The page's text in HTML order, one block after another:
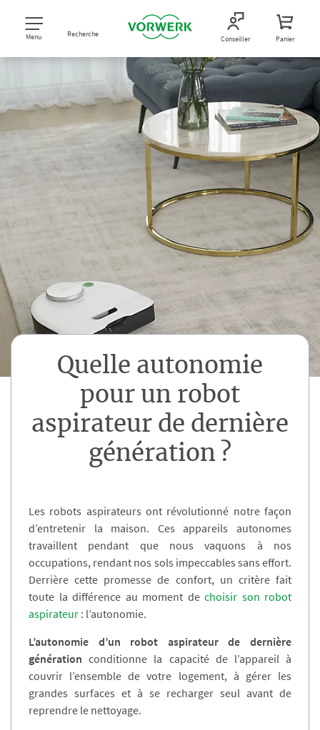
Menu Recherche Conseiller Panier
Quelle autonomie
pour un robot
aspirateur de dernière
génération ?
Les robots aspirateurs ont révolutionné notre façon
d’entretenir la maison. Ces appareils autonomes
travaillent pendant que nous vaquons à nos
occupations, rendant nos sols impeccables sans effort.
Derrière cette promesse de confort, un critère fait
toute la différence au moment de choisir son robot
aspirateur : l’autonomie.
L’autonomie d’un robot aspirateur de dernière
génération conditionne la capacité de l’appareil à
couvrir l’ensemble de votre logement, à gérer les
grandes surfaces et à se recharger seul avant de
reprendre le nettoyage.